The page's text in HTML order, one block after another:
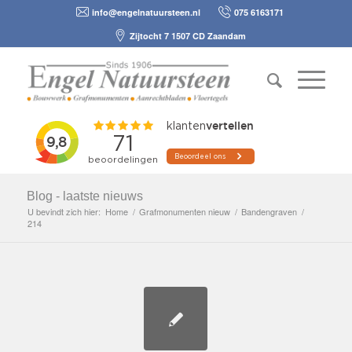
info@engelnatuursteen.nl
075 6163171
Zijtocht 7 1507 CD Zaandam
Blog - laatste nieuws
U bevindt zich hier: Home / Grafmonumenten nieuw / Bandengraven /
214